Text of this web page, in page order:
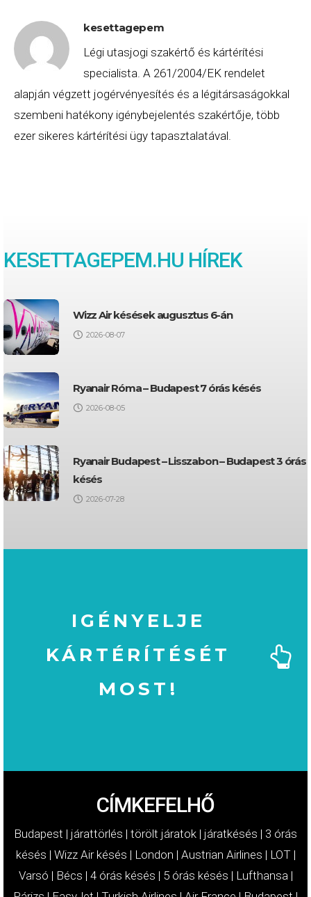
kesettagepem
Légi utasjogi szakértő és kártérítési
specialista. A 261/2004/EK rendelet
alapján végzett jogérvényesítés és a légitársaságokkal
szembeni hatékony igénybejelentés szakértője, több
ezer sikeres kártérítési ügy tapasztalatával.
KESETTAGEPEM.HU HÍREK
Wizz Air késések augusztus 6-án
2026-08-07
Ryanair Róma – Budapest 7 órás késés
2026-08-05
Ryanair Budapest – Lisszabon – Budapest 3 órás
késés
2026-07-28
IGÉNYELJE
KÁRTÉRÍTÉSÉT
MOST!
CÍMKEFELHŐ
Budapest | járattörlés | törölt járatok | járatkésés | 3 órás
késés | Wizz Air késés | London | Austrian Airlines | LOT|
Varsó | Bécs | 4 órás késés | 5 órás késés | Lufthansa |